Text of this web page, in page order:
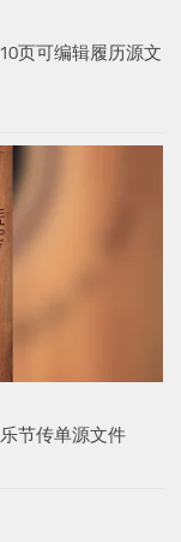
页可编辑履历源文
节传单源文件